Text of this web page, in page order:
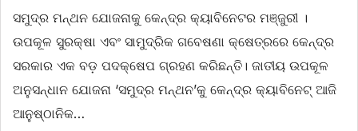
ସମୁଦ୍ର ମନ୍ଥନ ଯୋଜନାକୁ କେନ୍ଦ୍ର କ୍ୟାବିନେଟର ମଞ୍ଜୁରୀ ।
ଉପକୂଳ ସୁରକ୍ଷା ଏବଂ ସାମୁଦ୍ରିକ ଗବେଷଣା କ୍ଷେତ୍ରରେ କେନ୍ଦ୍ର
ସରକାର ଏକ ବଡ଼ ପଦକ୍ଷେପ ଗ୍ରହଣ କରିଛନ୍ତି। ଜାତୀୟ ଉପକୂଳ
ଅନୁସନ୍ଧାନ ଯୋଜନା ‘ସମୁଦ୍ର ମନ୍ଥନ’କୁ କେନ୍ଦ୍ର କ୍ୟାବିନେଟ୍‌ ଆଜି
ଆନୁଷ୍ଠାନିକ…